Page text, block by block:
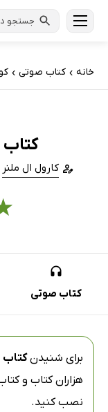
جستجو
خانه › کتاب‌ صوتی ›
کارول ال ملنر
کتاب صوتی
برای شنیدنکتاب
هزاران کتاب و
نصب کنید.